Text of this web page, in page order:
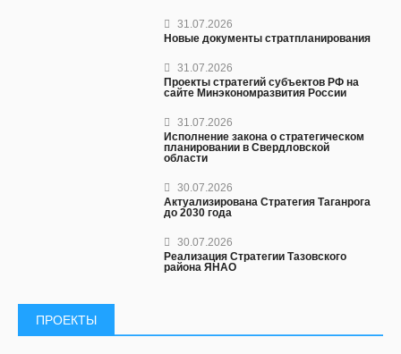
31.07.2026
Новые документы стратпланирования
31.07.2026
Проекты стратегий субъектов РФ на
сайте Минэкономразвития России
31.07.2026
Исполнение закона о стратегическом
планировании в Свердловской
области
30.07.2026
Актуализирована Стратегия Таганрога
до 2030 года
30.07.2026
Реализация Стратегии Тазовского
района ЯНАО
ПРОЕКТЫ